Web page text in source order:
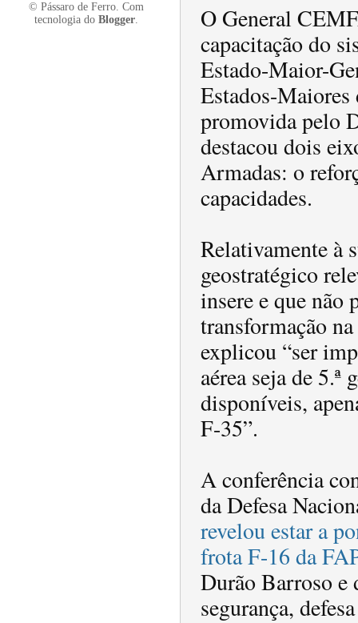
© Pássaro de Ferro. Com
tecnologia do Blogger.
O General
capacitação do
Estado-Maior-
Estados-
promovida pelo
destacou dois
Armadas: o
capacidades.
Relativamente à
geostratégico
insere e que não
transformação
explicou “ser
aérea seja de 5.ª
disponíveis,
F-35”.
A conferência
da Defesa
revelou estar a
frota F-16 da
Durão Barroso e
segurança,